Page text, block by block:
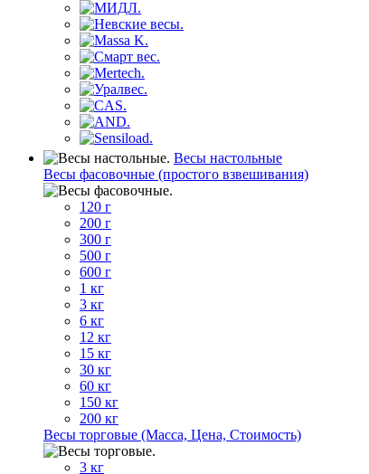
Весы настольные
Весы фасовочные (простого взвешивания)
120 г
200 г
300 г
500 г
600 г
1 кг
3 кг
6 кг
12 кг
15 кг
30 кг
60 кг
150 кг
200 кг
Весы торговые (Масса, Цена, Стоимость)
3 кг